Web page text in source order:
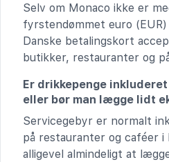
Selv om Monaco ikke er
fyrstendømmet euro
Danske betalingskort
butikker, restauranter og
Er drikkepenge
eller bør man lægge lidt
Servicegebyr er normalt
på restauranter og caféer
alligevel almindeligt at